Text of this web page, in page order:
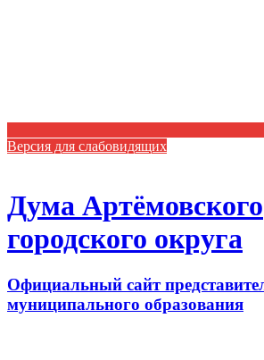
Версия для слабовидящих
Дума Артёмовского
городского округа
Официальный сайт
муниципального образования